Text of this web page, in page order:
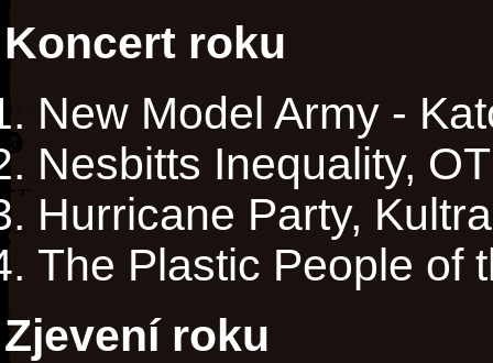
Koncert roku
New Model Army -
Nesbitts Inequality,
Hurricane Party,
The Plastic People of
Zjevení roku